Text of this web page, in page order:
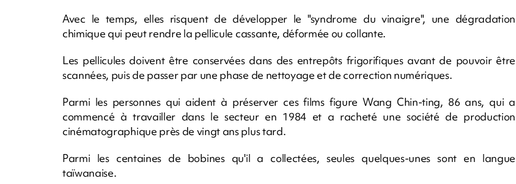
Avec le temps, elles risquent de développer le "syndrome du vinaigre", une dégradation
chimique qui peut rendre la pellicule cassante, déformée ou collante.
Les pellicules doivent être conservées dans des entrepôts frigorifiques avant de pouvoir être
scannées, puis de passer par une phase de nettoyage et de correction numériques.
Parmi les personnes qui aident à préserver ces films figure Wang Chin-ting, 86 ans, qui a
commencé à travailler dans le secteur en 1984 et a racheté une société de production
cinématographique près de vingt ans plus tard.
Parmi les centaines de bobines qu'il a collectées, seules quelques-unes sont en langue
taïwanaise.